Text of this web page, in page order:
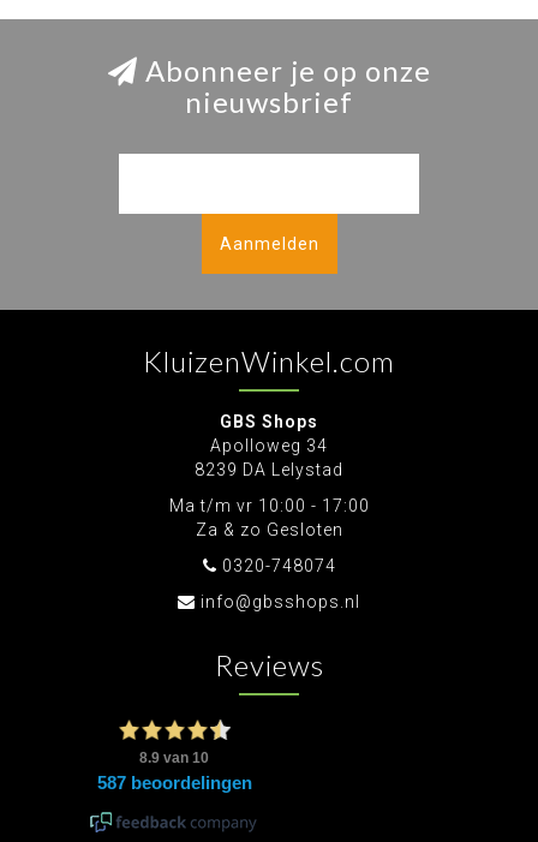
Abonneer je op onze
nieuwsbrief
Aanmelden
KluizenWinkel.com
GBS Shops
Apolloweg 34
8239 DA Lelystad
Ma t/m vr 10:00 - 17:00
Za & zo Gesloten
0320-748074
info@gbsshops.nl
Reviews